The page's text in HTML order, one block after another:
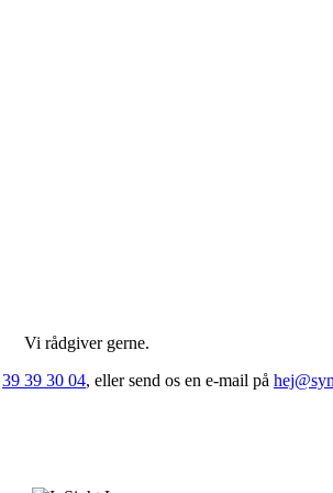
Vi rådgiver gerne.
39 39 30 04, eller send os en e-mail på